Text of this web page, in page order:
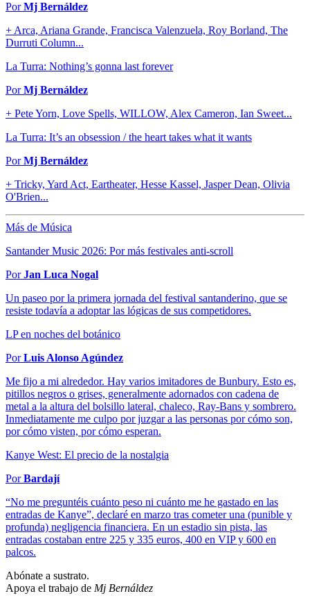
PorMj Bernáldez
+ Arca, Ariana Grande, Francisca Valenzuela, Roy Borland, The
Durruti Column...
La Turra: Nothing’s gonna last forever
PorMj Bernáldez
+ Pete Yorn, Love Spells, WILLOW, Alex Cameron, Ian Sweet...
La Turra: It’s an obsession / the heart takes what it wants
PorMj Bernáldez
+ Tricky, Yard Act, Eartheater, Hesse Kassel, Jasper Dean, Olivia
O'Brien...
Más de Música
Santander Music 2026: Por más festivales anti-scroll
PorJan Luca Nogal
Un paseo por la primera jornada del festival santanderino, que se
resiste todavía a adoptar las lógicas de sus competidores.
LP en noches del botánico
PorLuis Alonso Agúndez
Me fijo a mi alrededor. Hay varios imitadores de Bunbury. Esto es,
pitillos negros o grises, generalmente adornados con cadena de
metal a la altura del bolsillo lateral, chaleco, Ray-Bans y sombrero.
Inmediatamente me culpo por juzgar a las personas por cómo son,
por cómo visten, por cómo esperan.
Kanye West: El precio de la nostalgia
PorBardají
“No me preguntéis cuánto peso ni cuánto me he gastado en las
entradas de Kanye”, declaré en marzo tras cometer una (punible y
profunda) negligencia financiera. En un estadio sin pista, las
entradas costaban entre 225 y 335 euros, 400 en VIP y 600 en
palcos.
Abónate a sustrato.
Apoya el trabajo de Mj Bernáldez